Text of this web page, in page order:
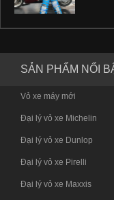
SẢN PHẨM NỔI
Vỏ xe máy mới
Đại lý vỏ xe Michelin
Đại lý vỏ xe Dunlop
Đại lý vỏ xe Pirelli
Đại lý vỏ xe Maxxis